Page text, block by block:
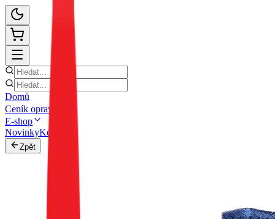
Domů
Ceník oprav
E-shop
NovinkyKontakt
Zpět